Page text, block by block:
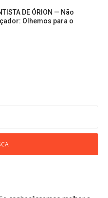
DE ÓRION — Não
Olhemos para o